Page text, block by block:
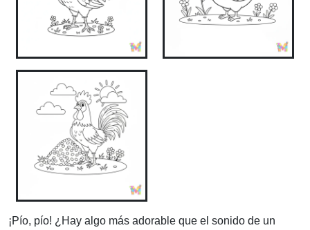
¡Pío, pío! ¿Hay algo más adorable que el sonido de un